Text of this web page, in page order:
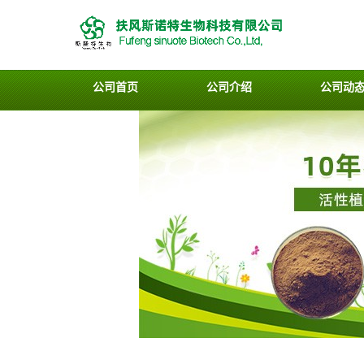
公司首页 公司介绍 公司动